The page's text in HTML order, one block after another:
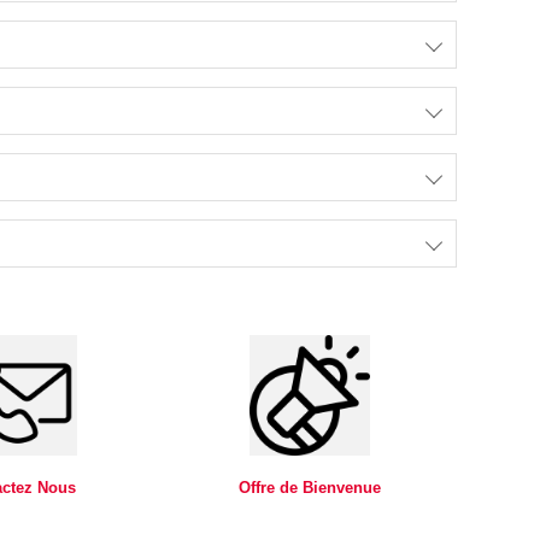
Nous Offre de Bienvenue